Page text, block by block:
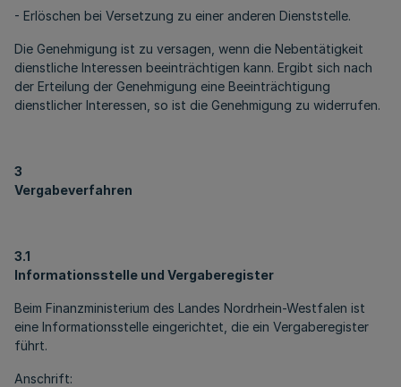
- Erlöschen bei Versetzung zu einer anderen Dienststelle.
Die Genehmigung ist zu versagen, wenn die Nebentätigkeit
dienstliche Interessen beeinträchtigen kann. Ergibt sich nach
der Erteilung der Genehmigung eine Beeinträchtigung
dienstlicher Interessen, so ist die Genehmigung zu widerrufen.
3
Vergabeverfahren
3.1
Informationsstelle und Vergaberegister
Beim Finanzministerium des Landes Nordrhein-Westfalen ist
eine Informationsstelle eingerichtet, die ein Vergaberegister
führt.
Anschrift: